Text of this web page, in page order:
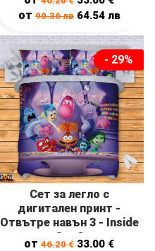
от 90.36лв 64.54 лв
- 29%
Сет за легло с
дигитален принт -
Отвътре навън 3 - Inside
Out 3
от46.20€ 33.00 €